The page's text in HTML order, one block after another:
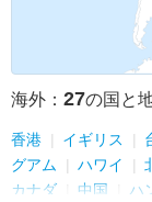
海外： 27の国と
香港 イギリス
グアム
ハワイ
カナダ
中国 ハ